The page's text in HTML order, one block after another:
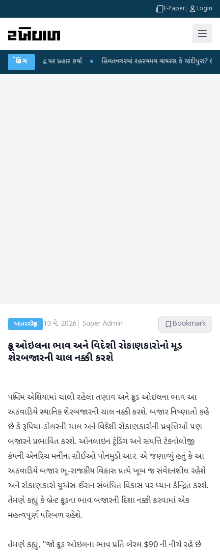
E-Paper Login
બ્રેકિંગ
પર પ્રહાર કર્યા ● હિંમતનગરમાં રહસ્યમય વાયરસ કે ચાંદીપુરા? 6 બાળકોના
આંતરરાષ્ટ્રીય 10 મે, 2026 Super Admin Bookmark
ક્રૂડ ઓઇલના ભાવ અને વિદેશી રોકાણકારોનો મૂડ
શેરબજારની ચાલ નક્કી કરશે
પશ્ચિમ એશિયામાં ચાલી રહેલા તણાવ અને ક્રૂડ ઓઇલના ભાવ આ
અઠવાડિયે સ્થાનિક શેરબજારની ચાલ નક્કી કરશે. બજાર નિષ્ણાતો કહે
છે કે રૂપિયા-ડોલરની ચાલ અને વિદેશી રોકાણકારોની પ્રવૃત્તિઓ પણ
બજારને પ્રભાવિત કરશે. ઓનલાઇન ટ્રેડિંગ અને સંપત્તિ ટેકનોલોજી
કંપની એનરિચ મનીના સીઈઓ પોનમુડી આર. એ જણાવ્યું હતું કે આ
અઠવાડિયે બજાર ભૂ-રાજકીય વિકાસ પ્રત્યે ખૂબ જ સંવેદનશીલ રહેશે
અને રોકાણકારો યુએસ-ઈરાન સંબંધિત વિકાસ પર ધ્યાન કેન્દ્રિત કરશે.
તેમણે કહ્યું કે બ્રેન્ટ ક્રૂડના ભાવ બજારની દિશા નક્કી કરવામાં એક
મહત્વપૂર્ણ પરિબળ રહેશે.
તેમણે કહ્યું, "જો ક્રૂડ ઓઇલના ભાવ પ્રતિ બેરલ $90 ની નીચે રહે છે